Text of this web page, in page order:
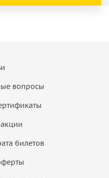
вопросы
билетов